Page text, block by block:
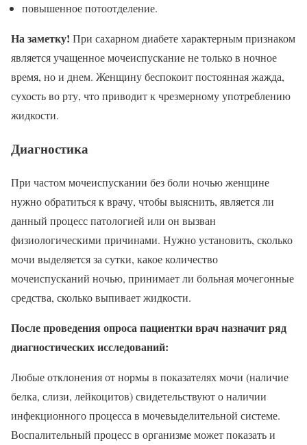
повышенное потоотделение.
На заметку! При сахарном диабете характерным признаком
является учащенное мочеиспускание не только в ночное
время, но и днем. Женщину беспокоит постоянная жажда,
сухость во рту, что приводит к чрезмерному употреблению
жидкости.
Диагностика
При частом мочеиспускании без боли ночью женщине
нужно обратиться к врачу, чтобы выяснить, является ли
данный процесс патологией или он вызван
физиологическими причинами. Нужно установить, сколько
мочи выделяется за сутки, какое количество
мочеиспусканий ночью, принимает ли больная мочегонные
средства, сколько выпивает жидкости.
После проведения опроса пациентки врач назначит ряд
диагностических исследований:
Любые отклонения от нормы в показателях мочи (наличие
белка, слизи, лейкоцитов) свидетельствуют о наличии
инфекционного процесса в мочевыделительной системе.
Воспалительный процесс в организме может показать и